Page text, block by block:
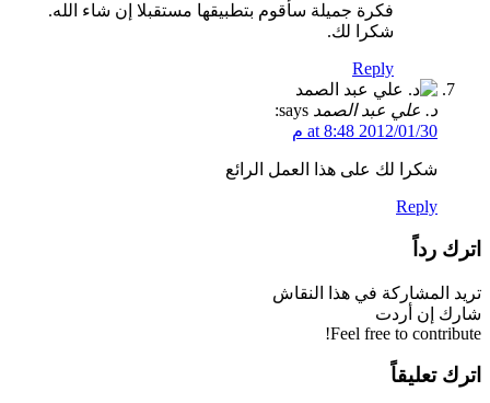
فكرة جميلة سأقوم بتطبيقها مستقبلا إن شاء الله.
شكرا لك.
Reply
د. علي عبد الصمد says:
2012/01/30 at 8:48 م
شكرا لك على هذا العمل الرائع
Reply
اترك رداً
تريد المشاركة في هذا النقاش
شارك إن أردت
Feel free to contribute!
اترك تعليقاً